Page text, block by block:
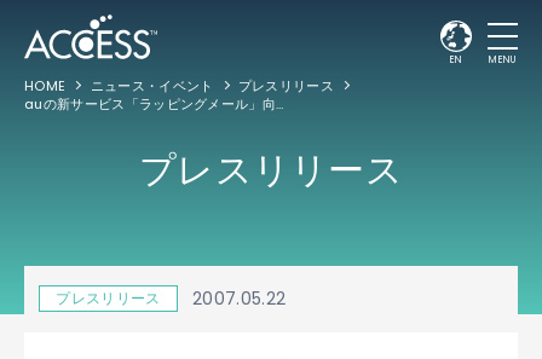
EN MENU
HOME ニュース・イベント
プレスリリース
auの新サービス「ラッピングメール」向けにメールソフトウェアを提供
プレスリリース
プレスリリース 2007.05.22